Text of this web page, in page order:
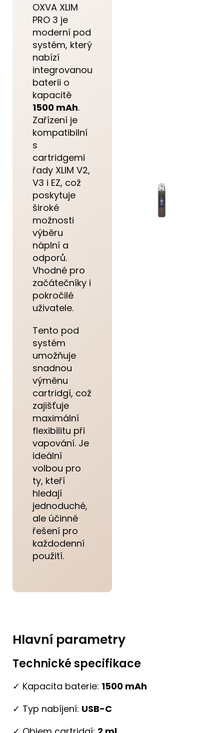
OXVA XLIM
PRO 3 je
moderní pod
systém, který
nabízí
integrovanou
baterii o
kapacitě
1500 mAh.
Zařízení je
kompatibilní
s
cartridgemi
řady XLIM V2,
V3 i EZ, což
poskytuje
široké
možnosti
výběru
náplní a
odporů.
Vhodné pro
začátečníky i
pokročilé
uživatele.
Tento pod
systém
umožňuje
snadnou
výměnu
cartridgí, což
zajišťuje
maximální
flexibilitu při
vapování. Je
ideální
volbou pro
ty, kteří
hledají
jednoduché,
ale účinné
řešení pro
každodenní
použití.
Hlavní parametry
Technické specifikace
✓ Kapacita baterie: 1500 mAh
✓ Typ nabíjení: USB-C